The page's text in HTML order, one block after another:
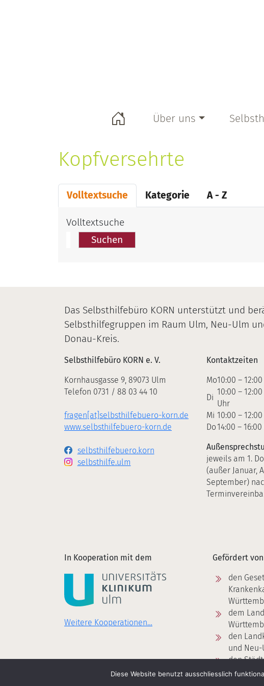
Über uns
Unser Team
Unser Vorstand
Kopfversehrte
Volltextsuche Kategorie A - Z
Volltextsuche
Suchen
Das Selbsthilfebüro KORN unterstützt und
Selbsthilfegruppen im Raum Ulm, Neu-Ulm
Donau-Kreis.
Selbsthilfebüro KORN e. V.
Kornhausgasse 9, 89073 Ulm
Telefon 0731 / 88 03 44 10
fragen[at]selbsthilfebuero-korn.de
www.selbsthilfebuero-korn.de
selbsthilfebuero.korn
selbsthilfe.ulm
Kontaktzeiten
Mo10:00 –
Di
10:00 –
Uhr
Mi 10:00 –
Do14:00 –
jeweils am 1.
(außer Januar,
September)
In Kooperation mit dem
Weitere Kooperationen…
Gefördert von
den
dem
den
und Neu-
den
Ulm
Diese Website benutzt ausschliesslich